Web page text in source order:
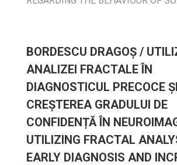
BORDESCU DRAGOȘ /
ANALIZEI FRACTALE ÎN
DIAGNOSTICUL PRECOCE ȘI
CREȘTEREA GRADULUI DE
CONFIDENȚĂ ÎN
UTILIZING FRACTAL
EARLY DIAGNOSIS AND